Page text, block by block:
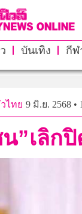
บันเทิง กีฬ
ไทย 9 มิ.ย. 2568 •
น”เลิก